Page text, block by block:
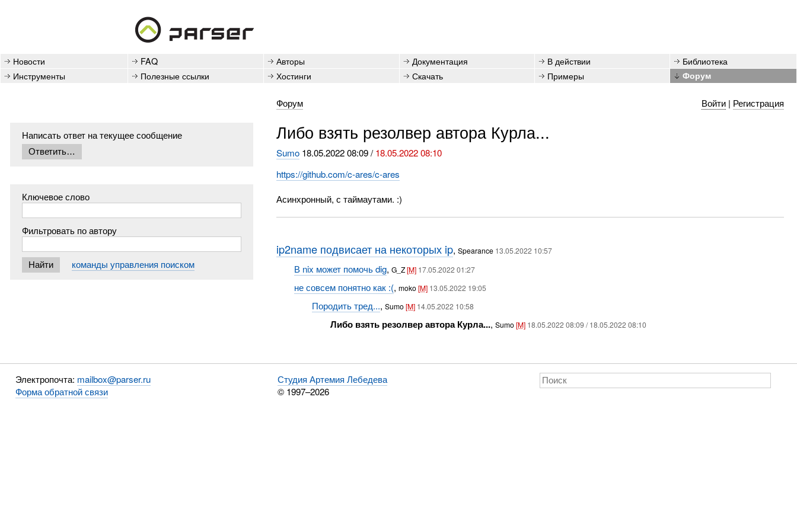
Новости FAQ Авторы Документация В действии
Библиотека
Инструменты
Полезные ссылки Хостинги Скачать Примеры Форум
Форум Войти| Регистрация
Написать ответ на текущее сообщение
Ключевое слово
Фильтровать по автору
команды управления поиском
Либо взять резолвер автора Курла...
Sumo 18.05.2022 08:09 /18.05.2022 08:10
https://github.com/c-ares/c-ares
Асинхронный, с таймаутами. :)
ip2name подвисает на некоторых ip, Spearance 13.05.2022 10:57
В nix может помочь dig, G_Z[M] 17.05.2022 01:27
не совсем понятно как :(, moko[M] 13.05.2022 19:05
Породить тред...,Sumo[M] 14.05.2022 10:58
Либо взять резолвер автора Курла..., Sumo[M] 18.05.2022 08:09 / 18.05.2022 08:10
Электропочта: mailbox@parser.ru
Форма обратной связи
Студия Артемия Лебедева
© 1997–2026